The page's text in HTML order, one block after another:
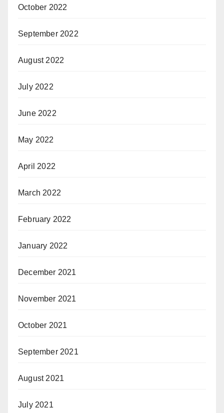
October 2022
September 2022
August 2022
July 2022
June 2022
May 2022
April 2022
March 2022
February 2022
January 2022
December 2021
November 2021
October 2021
September 2021
August 2021
July 2021